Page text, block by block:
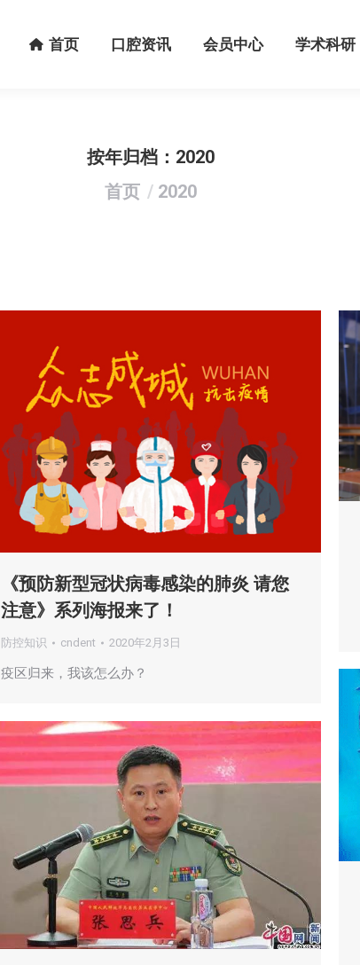
首页 口腔资讯 会员中心 学术科研
按年归档： 2020
您在这里：
首页 2020
《预防新型冠状病毒感染的肺炎 请您
注意》系列海报来了！
防控知识 cndent 2020年2月3日
疫区归来，我该怎么办？